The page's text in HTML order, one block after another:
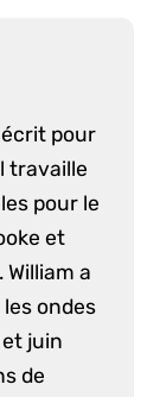
pour
travaille
pour le
et
a
ondes
juin
de